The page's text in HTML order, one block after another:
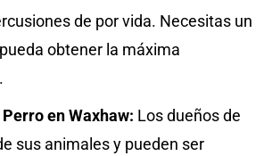
de por vida. Necesitas un
obtener la máxima
en Waxhaw: Los dueños de
sus animales y pueden ser